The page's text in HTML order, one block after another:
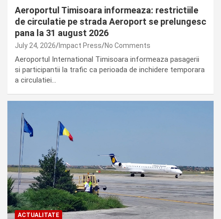
Aeroportul Timisoara informeaza: restrictiile
de circulatie pe strada Aeroport se prelungesc
pana la 31 august 2026
July 24, 2026 Impact Press No Comments
Aeroportul International Timisoara informeaza pasagerii
si participantii la trafic ca perioada de inchidere temporara
a circulatiei…
ACTUALITATE